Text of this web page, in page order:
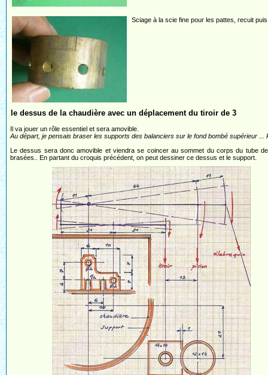
Sciage à la scie fine pour les pattes, recuit
le dessus de la chaudière avec un déplacement du tiroir de 3
Il va jouer un rôle essentiel et sera amovible.
Au départ, je pensais braser les supports des balanciers sur le fond bombé supérieur
Le dessus sera donc amovible et viendra se coincer au sommet du corps du tube
brasées.. En partant du croquis précédent, on peut dessiner ce dessus et le support.